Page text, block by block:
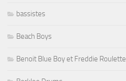
bassistes
Beach Boys
Benoit Blue Boy et Freddie Roulette